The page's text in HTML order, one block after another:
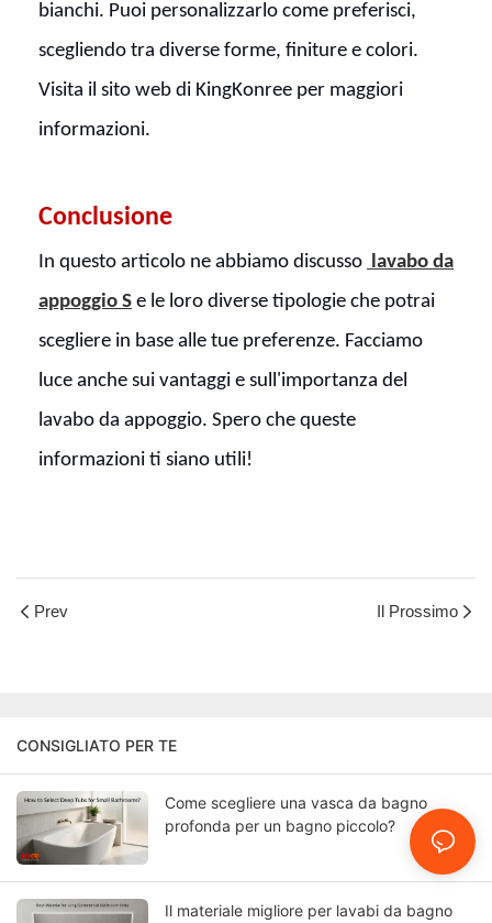
bianchi. Puoi personalizzarlo come preferisci,
scegliendo tra diverse forme, finiture e colori.
Visita il sito web di KingKonree per maggiori
informazioni.
Conclusione
In questo articolo ne abbiamo discusso lavabo da
appoggio S e le loro diverse tipologie che potrai
scegliere in base alle tue preferenze. Facciamo
luce anche sui vantaggi e sull'importanza del
lavabo da appoggio. Spero che queste
informazioni ti siano utili!
Prev Il Prossimo
CONSIGLIATO PER TE
Come scegliere una vasca da bagno
profonda per un bagno piccolo?
Il materiale migliore per lavabi da bagno